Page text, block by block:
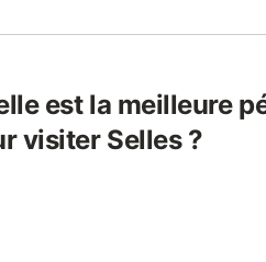
est la meilleure
visiter Selles ?